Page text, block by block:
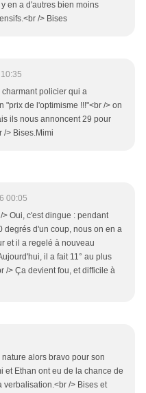
en a d'autres bien moins
/> Bises
charmant policier qui a
"prix de l'optimisme !!!"<br /> on
ils nous annoncent 29 pour
/> Bises.Mimi
00:05
> Oui, c'est dingue : pendant
degrés d'un coup, nous on en a
et il a regelé à nouveau
il a fait 11° au plus
/> Ça devient fou, et difficile à
alors bravo pour son
et Ethan ont eu de la chance de
verbalisation.<br /> Bises et